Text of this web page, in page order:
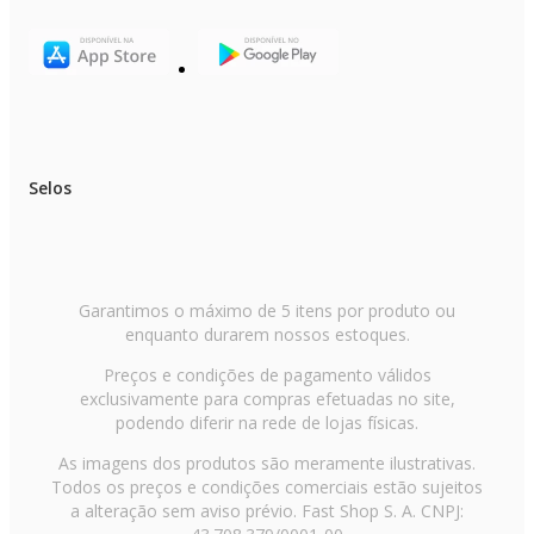
Compatível com Lava-Louças:
Maior facilidade de limpeza da jarra.
Imagem Meramente Ilustrativa.
Selos
Garantimos o máximo de 5 itens por produto ou
enquanto durarem nossos estoques.
Preços e condições de pagamento válidos
exclusivamente para compras efetuadas no site,
podendo diferir na rede de lojas físicas.
As imagens dos produtos são meramente ilustrativas.
Todos os preços e condições comerciais estão sujeitos
a alteração sem aviso prévio. Fast Shop S. A. CNPJ: